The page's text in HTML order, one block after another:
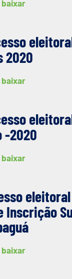
baixar
2020
baixar
-2020
baixar
Inscrição
baixar